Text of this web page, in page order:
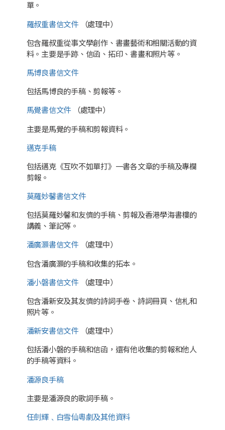
單。
羅叔重書信文件（處理中）
包含羅叔重從事文學創作、書畫藝術和相關活動的資
料。主要是手跡、信函、拓印、書畫和照片等。
馬博良書信文件
包括馬博良的手稿、剪報等。
馬覺書信文件（處理中）
主要是馬覺的手稿和剪報資料。
邁克手稿
包括邁克《互吹不如單打》一書各文章的手稿及專欄
剪報。
莫羅妙馨書信文件
包括莫羅妙馨和友儕的手稿、剪報及香港學海書樓的
講義、筆記等。
潘廣灝書信文件（處理中）
包含潘廣灝的手稿和收集的拓本。
潘小磐書信文件（處理中）
包含潘新安及其友儕的詩詞手卷、詩詞冊頁、信札和
照片等。
潘新安書信文件（處理中）
包括潘小磐的手稿和信函，還有他收集的剪報和他人
的手稿等資料。
潘源良手稿
主要是潘源良的歌詞手稿。
任劍輝﹑白雪仙粵劇及其他資料